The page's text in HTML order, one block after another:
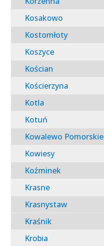
Kosakowo
Kostomłoty
Koszyce
Kościan
Kościerzyna
Kotla
Kotuń
Kowalewo Pomorskie
Kowiesy
Koźminek
Krasne
Krasnystaw
Kraśnik
Krobia